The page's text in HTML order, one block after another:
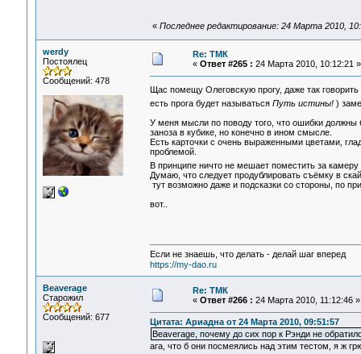
« Последнее редактирование: 24 Марта 2010,
werdy
Постоялец
Сообщений: 478
Re: ТМК
« Ответ #265 : 24 Марта 2010, 10:12:21 »
Щас помещу Олеговскую прогу, даже так
есть прога будет называться Путь истины!)
У меня мысли по поводу того, что ошибки должны
заноза в кубике, но конечно в ином смысле.
Есть карточки с очень выраженными цветами,
проблемой.
В принципе ничто не мешает поместить за
Думаю, что следует продублировать съёмку в
тут возможно даже и подсказки со стороны, по
вот..
Если не знаешь, что делать - делай шаг вперед
https://my-dao.ru
Beaverage
Старожил
Сообщений: 677
Re: ТМК
« Ответ #266 : 24 Марта 2010, 11:12:46 »
Цитата: Ариадна от 24 Марта 2010, 09:51:57
Beaverage, почему до сих пор к Рэнди не
ага, что б они посмеялись над этим тестом, я ж